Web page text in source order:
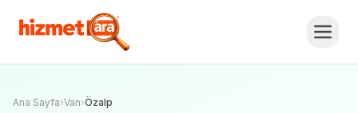
Ana Sayfa›Van›Özalp